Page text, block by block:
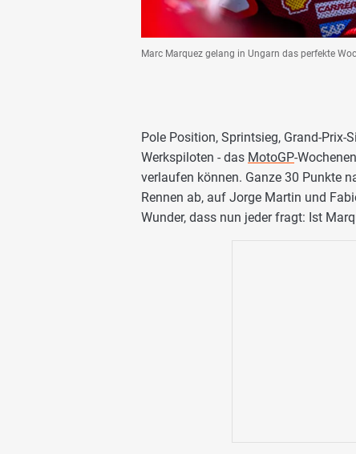
Marc Marquez gelang in Ungarn das perfekte
Pole Position, Sprintsieg, Grand-
Werkspiloten - das MotoGP-
verlaufen können. Ganze 30 Punkte
Rennen ab, auf Jorge Martin und
Wunder, dass nun jeder fragt: Ist